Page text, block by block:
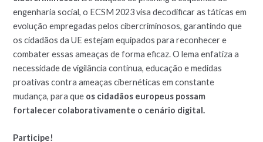
engenharia social, o ECSM 2023 visa decodificar as táticas em
evolução empregadas pelos cibercriminosos, garantindo que
os cidadãos da UE estejam equipados para reconhecer e
combater essas ameaças de forma eficaz. O lema enfatiza a
necessidade de vigilância contínua, educação e medidas
proativas contra ameaças cibernéticas em constante
mudança, para que os cidadãos europeus possam
fortalecer colaborativamente o cenário digital.
Participe!